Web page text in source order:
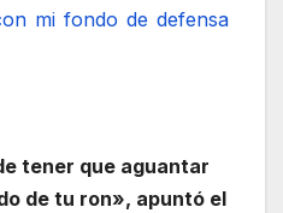
mi fondo de defensa
tener que aguantar
de tu ron», apuntó el